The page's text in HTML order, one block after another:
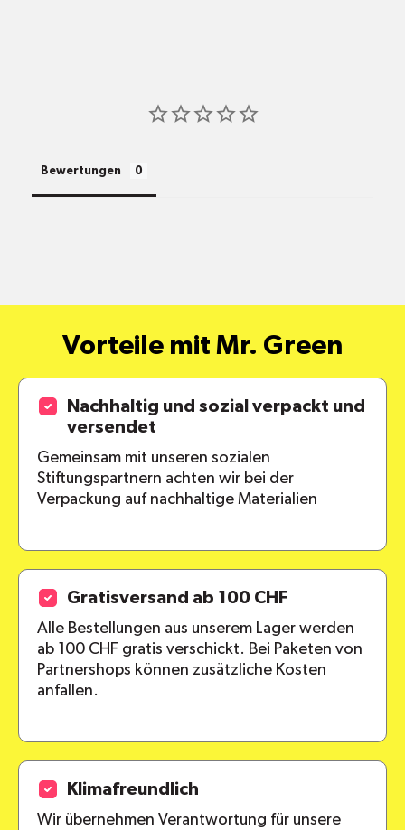
Standort
alle Pakete
Bewertungen
Vorteile mit Mr. Green
Nachhaltig und sozial verpackt und
versendet
Gemeinsam mit unseren sozialen
Stiftungspartnern achten wir bei der
Verpackung auf nachhaltige Materialien
Gratisversand ab 100 CHF
Alle Bestellungen aus unserem Lager werden
ab 100 CHF gratis verschickt. Bei Paketen von
Partnershops können zusätzliche Kosten
anfallen.
Klimafreundlich
Wir übernehmen Verantwortung für unsere